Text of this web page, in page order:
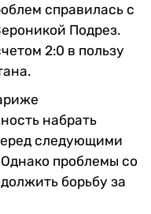
справилась с
Подрез.
2:0 в пользу
набрать
следующими
проблемы со
борьбу за